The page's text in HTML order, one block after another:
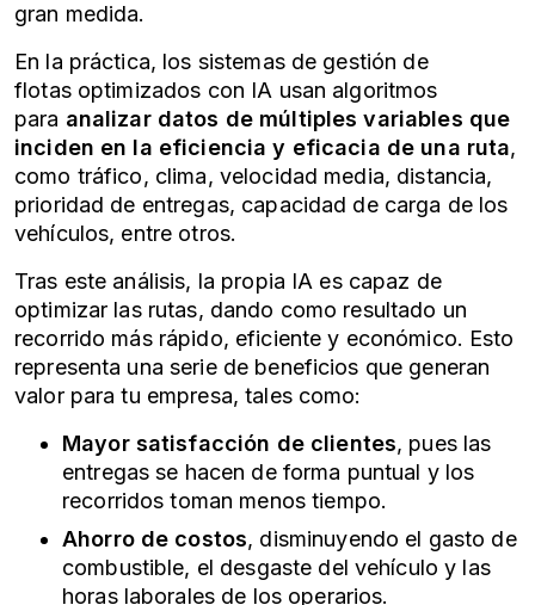
gran medida.
En la práctica, los sistemas de gestión de
flotas optimizados con IA usan algoritmos
para analizar datos de múltiples variables que
inciden en la eficiencia y eficacia de una ruta,
como tráfico, clima, velocidad media, distancia,
prioridad de entregas, capacidad de carga de los
vehículos, entre otros.
Tras este análisis, la propia IA es capaz de
optimizar las rutas, dando como resultado un
recorrido más rápido, eficiente y económico. Esto
representa una serie de beneficios que generan
valor para tu empresa, tales como:
Mayor satisfacción de clientes, pues las
entregas se hacen de forma puntual y los
recorridos toman menos tiempo.
Ahorro de costos, disminuyendo el gasto de
combustible, el desgaste del vehículo y las
horas laborales de los operarios.